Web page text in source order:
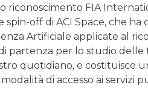
riconoscimento FIA
spin-off di ACI Space, che
Artificiale applicate al
partenza per lo studio delle
quotidiano, e costituisce
di accesso ai servizi